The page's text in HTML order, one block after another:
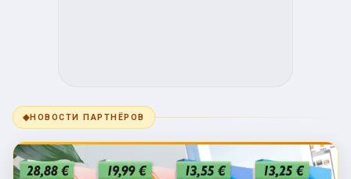
◆НОВОСТИ ПАРТНЁРОВ